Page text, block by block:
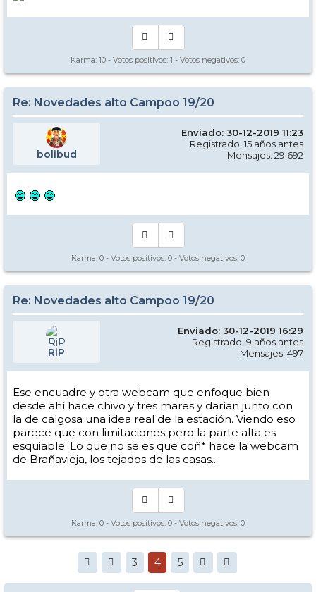
Karma: 10 - Votos positivos: 1 - Votos negativos: 0
Re: Novedades alto Campoo 19/20
bolibud
Enviado: 30-12-2019 11:23
Registrado: 15 años antes
Mensajes: 29.692
Karma: 0 - Votos positivos: 0 - Votos negativos: 0
Re: Novedades alto Campoo 19/20
RiP
Enviado: 30-12-2019 16:29
Registrado: 9 años antes
Mensajes: 497
Ese encuadre y otra webcam que enfoque bien
desde ahí hace chivo y tres mares y darían junto con
la de calgosa una idea real de la estación. Viendo eso
parece que con limitaciones pero la parte alta es
esquiable. Lo que no se es que coñ* hace la webcam
de Brañavieja, los tejados de las casas...
Karma: 0 - Votos positivos: 0 - Votos negativos: 0
3 4 5